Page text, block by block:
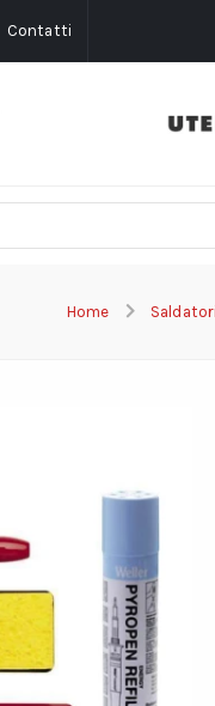
Contatti
Home